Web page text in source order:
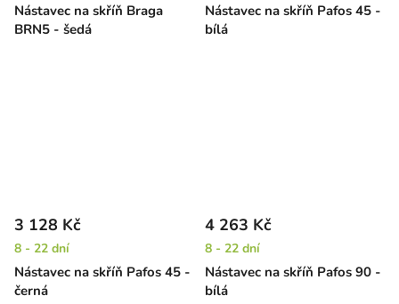
Nástavec na skříň Braga
BRN5 - šedá
Nástavec na skříň Pafos 45 -
bílá
Nástavec na skříň Pafos 45 -
černá
3 128 Kč
8 - 22 dní
Nástavec na skříň Pafos 90 -
bílá
4 263 Kč
8 - 22 dní